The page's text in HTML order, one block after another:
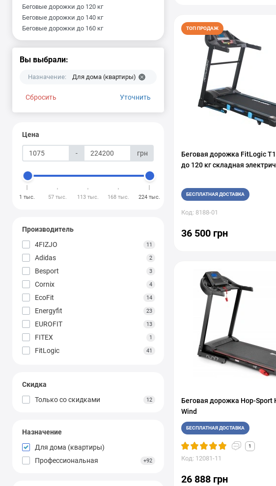
Беговые дорожки до 120 кг
Беговые дорожки до 140 кг
Беговые дорожки до 160 кг
Вы выбрали:
Назначение: Для дома (квартиры)
Сбросить Уточнить
Цена
- грн
1 тыс. 57 тыс. 113 тыс. 168 тыс. 224 тыс.
Производитель
4FIZJO
11
Adidas 2
Besport 3
Cornix 4
EcoFit 14
Energyfit 23
EUROFIT 13
FITEX 1
FitLogic 41
Gymtek
Hop-Sport 20
Horizon Fitness
HouseFit
InterFit
Скидка
Только со cкидками
12
Назначение
Для дома (квартиры)
Профессиональная
+92
ТОП ПРОДАЖ
Беговая дорожка FitLogic
до 120 кг складная
БЕСПЛАТНАЯ ДОСТАВКА
Код: 8188-01
36 500 грн
Беговая дорожка Hop-Sport
Wind
БЕСПЛАТНАЯ ДОСТАВКА
1
Код: 12081-11
26 888 грн